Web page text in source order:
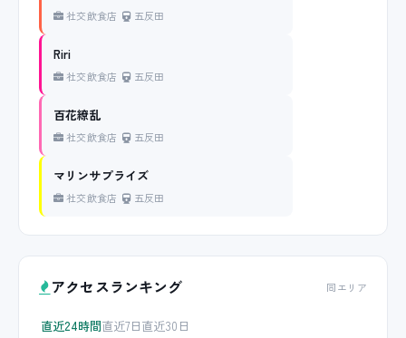
社交飲食店 五反田
Riri
社交飲食店 五反田
百花繚乱
社交飲食店 五反田
マリンサプライズ
社交飲食店 五反田
アクセスランキング 同エリア
直近24時間直近7日直近30日